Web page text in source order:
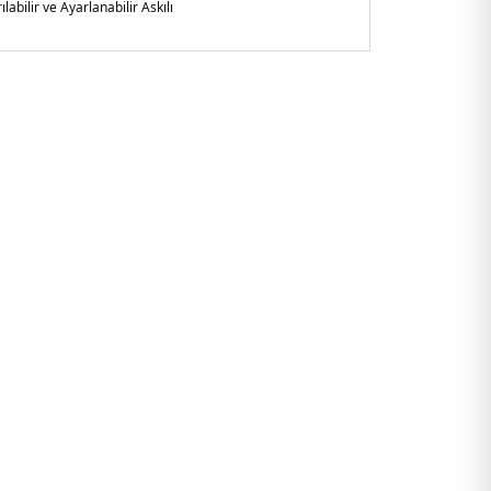
ve Ayarlanabilir Askılı
2,2 Lt - Tutma saplı - 3 ana bölme